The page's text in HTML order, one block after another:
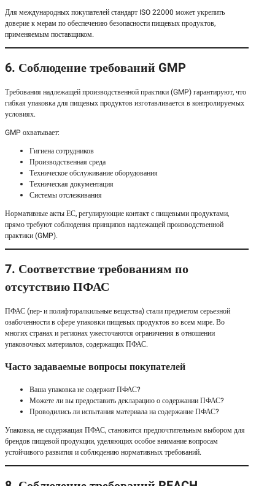
Для международных покупателей стандарт ISO 22000 может укрепить
доверие к мерам по обеспечению безопасности пищевых продуктов,
применяемым поставщиком.
6. Соблюдение требований GMP
Требования надлежащей производственной практики (GMP) гарантируют, что
гибкая упаковка для пищевых продуктов изготавливается в контролируемых
условиях.
GMP охватывает:
Гигиена сотрудников
Производственная среда
Техническое обслуживание оборудования
Техническая документация
Системы отслеживания
Нормативные акты ЕС, регулирующие контакт с пищевыми продуктами,
прямо требуют соблюдения принципов надлежащей производственной
практики (GMP).
7. Соответствие требованиям по
отсутствию ПФАС
ПФАС (пер- и полифторалкильные вещества) стали предметом серьезной
озабоченности в сфере упаковки пищевых продуктов во всем мире. Во
многих странах и регионах ужесточаются ограничения в отношении
упаковочных материалов, содержащих ПФАС.
Часто задаваемые вопросы покупателей
Ваша упаковка не содержит ПФАС?
Можете ли вы предоставить декларацию о содержании ПФАС?
Проводились ли испытания материала на содержание ПФАС?
Упаковка, не содержащая ПФАС, становится предпочтительным выбором для
брендов пищевой продукции, уделяющих особое внимание вопросам
устойчивого развития и соблюдению нормативных требований.